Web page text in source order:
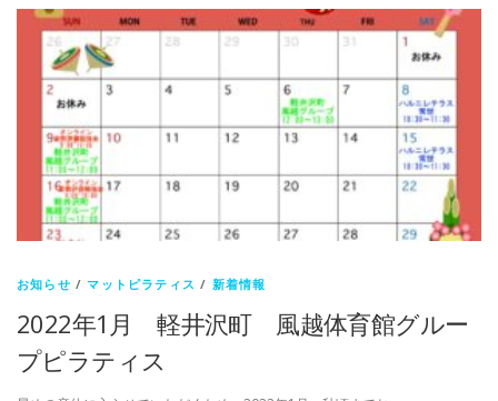
お知らせ /マットピラティス / 新着情報
2022年1月 軽井沢町 風越体育館グルー
プピラティス